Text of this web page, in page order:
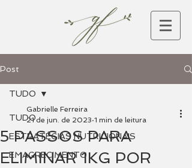
Post
TUDO
ESTRATÉGIAS NUTRICIONAIS
EMAGRECIMENTO
TUDO
5 PASSOS PARA
ELIMINAR 1KG POR
Gabrielle Ferreira
21 de jun. de 2023 1 min de leitura